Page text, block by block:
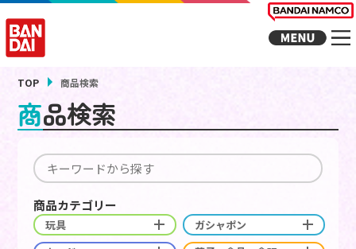
TOP 商品検索
商品検索
商品カテゴリー
玩具
ガシャポン